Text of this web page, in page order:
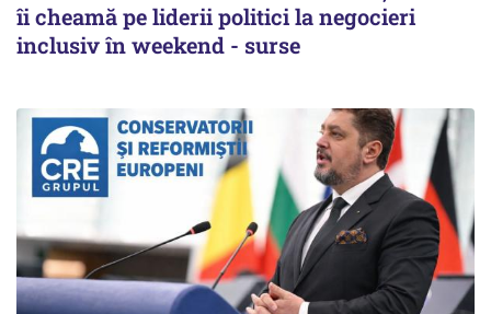
îi cheamă pe liderii politici la negocieri
inclusiv în weekend - surse